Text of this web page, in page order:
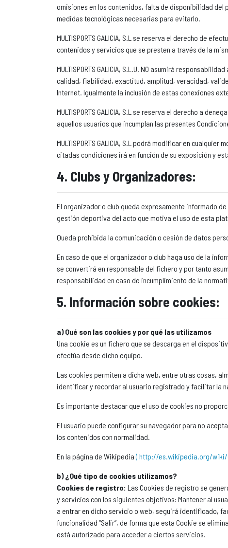
omisiones en los contenidos, falta de disponibilidad del
medidas tecnológicas necesarias para evitarlo.
MULTISPORTS GALICIA, S.L se reserva el derecho de
contenidos y servicios que se presten a través de la
MULTISPORTS GALICIA, S.L.U. NO asumirá
calidad, fiabilidad, exactitud, amplitud, veracidad,
Internet. Igualmente la inclusión de estas conexiones
MULTISPORTS GALICIA, S.L se reserva el derecho a
aquellos usuarios que incumplan las presentes
MULTISPORTS GALICIA, S.L podrá modificar en
citadas condiciones irá en función de su exposición y
4. Clubs y Organizadores:
El organizador o club queda expresamente informado
gestión deportiva del acto que motiva el uso de esta
Queda prohibida la comunicación o cesión de datos
En caso de que el organizador o club haga uso de la
se convertirá en responsable del fichero y por tanto
responsabilidad en caso de incumplimiento de la
5. Información sobre cookies:
a) Qué son las cookies y por qué las utilizamos
Una cookie es un fichero que se descarga en el
efectúa desde dicho equipo.
Las cookies permiten a dicha web, entre otras cosas,
identificar y recordar al usuario registrado y facilitar la
Es importante destacar que el uso de cookies no
El usuario puede configurar su navegador para no
los contenidos con normalidad.
En la página de Wikipedia( http://es.wikipedia.org/wiki/
b) ¿Qué tipo de cookies utilizamos?
Cookies de registro: Las Cookies de registro se
y servicios con los siguientes objetivos: Mantener al
a entrar en dicho servicio o web, seguirá identificado,
funcionalidad “Salir”, de forma que esta Cookie se
está autorizado para acceder a ciertos servicios.